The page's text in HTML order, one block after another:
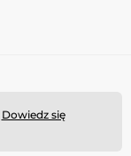
Dowiedz się